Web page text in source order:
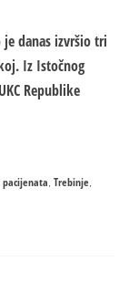
danas izvršio tri
Iz Istočnog
Republike
Trebinje